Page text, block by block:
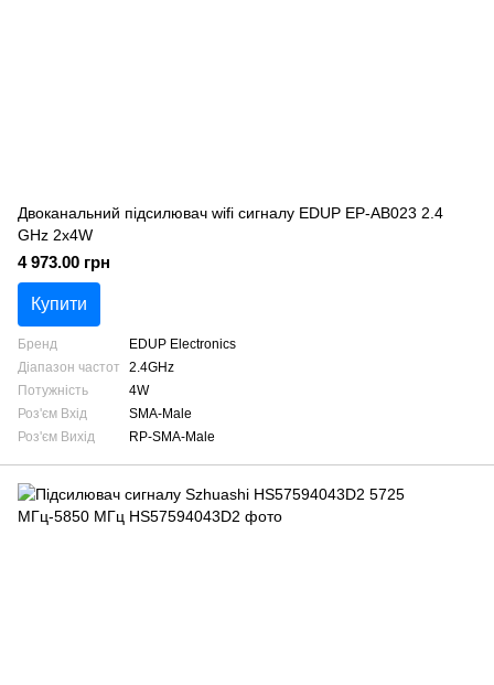
Двоканальний підсилювач wifi сигналу EDUP EP-AB023 2.4
GHz 2x4W
4 973.00 грн
Купити
Бренд
EDUP Electronics
Діапазон частот
2.4GHz
Потужність
4W
Роз'єм Вхід
SMA-Male
Роз'єм Вихід
RP-SMA-Male